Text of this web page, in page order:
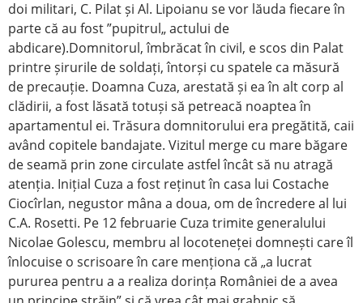
doi militari, C. Pilat și Al. Lipoianu se vor lăuda fiecare în
parte că au fost ”pupitrul„ actului de
abdicare).Domnitorul, îmbrăcat în civil, e scos din Palat
printre șirurile de soldați, întorși cu spatele ca măsură
de precauție. Doamna Cuza, arestată și ea în alt corp al
clădirii, a fost lăsată totuși să petreacă noaptea în
apartamentul ei. Trăsura domnitorului era pregătită, caii
având copitele bandajate. Vizitul merge cu mare băgare
de seamă prin zone circulate astfel încât să nu atragă
atenția. Inițial Cuza a fost reținut în casa lui Costache
Ciocîrlan, negustor mâna a doua, om de încredere al lui
C.A. Rosetti. Pe 12 februarie Cuza trimite generalului
Nicolae Golescu, membru al locoteneței domnești care îl
înlocuise o scrisoare în care menționa că „a lucrat
pururea pentru a a realiza dorința României de a avea